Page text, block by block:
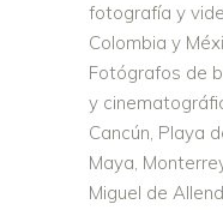
fotografía y
Colombia y
Fotógrafos de
y
Cancún, Playa
Maya,
Miguel de